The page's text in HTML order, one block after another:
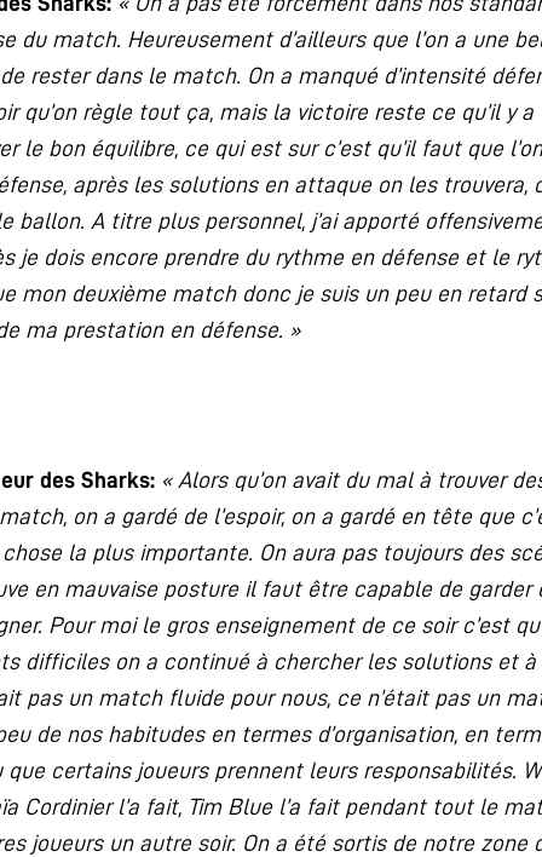
du match. Heureusement d’ailleurs que l’on a une
rester dans le match. On a manqué d’intensité
qu’on règle tout ça, mais la victoire reste ce qu’il y
le bon équilibre, ce qui est sur c’est qu’il faut que
après les solutions en attaque on les trouvera,
ballon. A titre plus personnel, j’ai apporté
je dois encore prendre du rythme en défense et le
mon deuxième match donc je suis un peu en retard
ma prestation en défense. »
des Sharks: « Alors qu’on avait du mal à trouver
on a gardé de l’espoir, on a gardé en tête que
la plus importante. On aura pas toujours des
en mauvaise posture il faut être capable de garder
Pour moi le gros enseignement de ce soir c’est
difficiles on a continué à chercher les solutions et à
pas un match fluide pour nous, ce n’était pas un
de nos habitudes en termes d’organisation, en
certains joueurs prennent leurs responsabilités.
Cordinier l’a fait, Tim Blue l’a fait pendant tout le
joueurs un autre soir. On a été sortis de notre zone